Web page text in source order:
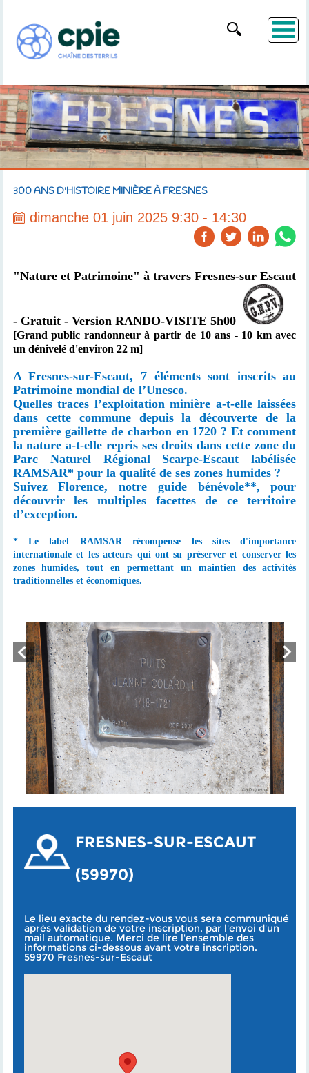
300 ANS D'HISTOIRE MINIÈRE À FRESNES
dimanche 01 juin 2025 9:30 - 14:30
"Nature et Patrimoine" à travers Fresnes-sur Escaut
- Gratuit - Version RANDO-VISITE 5h00
[Grand public randonneur à partir de 10 ans - 10 km avec
un dénivelé d'environ 22 m]
A Fresnes-sur-Escaut, 7 éléments sont inscrits au
Patrimoine mondial de l’Unesco.
Quelles traces l’exploitation minière a-t-elle laissées
dans cette commune depuis la découverte de la
première gaillette de charbon en 1720 ? Et comment
la nature a-t-elle repris ses droits dans cette zone du
Parc Naturel Régional Scarpe-Escaut labélisée
RAMSAR* pour la qualité de ses zones humides ?
Suivez Florence, notre guide bénévole**, pour
découvrir les multiples facettes de ce territoire
d’exception.
* Le label RAMSAR récompense les sites d'importance
internationale et les acteurs qui ont su préserver et conserver les
zones humides, tout en permettant un maintien des activités
traditionnelles et économiques.
FRESNES-SUR-ESCAUT
(59970)
Le lieu exacte du rendez-vous vous sera communiqué
après validation de votre inscription, par l'envoi d'un
mail automatique. Merci de lire l'ensemble des
informations ci-dessous avant votre inscription.
59970 Fresnes-sur-Escaut